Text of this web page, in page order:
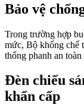
Bảo vệ
Trong trường hợp
mức, Bộ khống chế
thống phanh an
Đèn chiếu
khẩn cấp